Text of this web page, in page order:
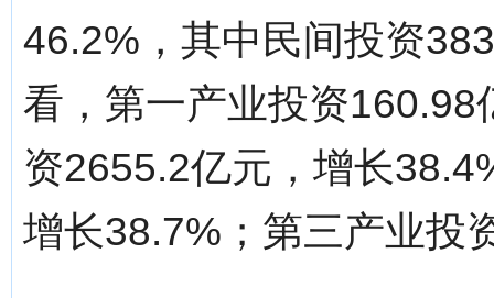
46.2%，其中民间投资
看，第一产业投资
资2655.2亿元，增长
增长38.7%；第三产业投